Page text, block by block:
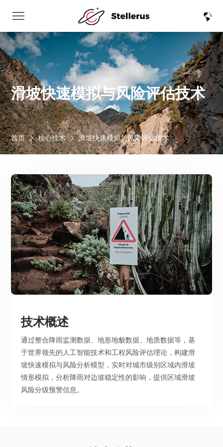
首页 核心技术 滑坡快速模拟与风险评估技术
滑坡快速模拟与风险评估技术
技术概述
通过整合降雨监测数据、地形地貌数据、地质数据等，基
于世界领先的人工智能技术和工程风险评估理论，构建滑
坡快速模拟与风险分析模型，实时对城市级别区域内滑坡
情形模拟，分析降雨对边坡稳定性的影响，提供区域滑坡
风险分级预警信息。